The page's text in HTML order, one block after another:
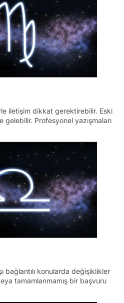
iletişim dikkat gerektirebilir. Eski
gelebilir. Profesyonel yazışmaları
bağlantılı konularda değişiklikler
tamamlanmamış bir başvuru